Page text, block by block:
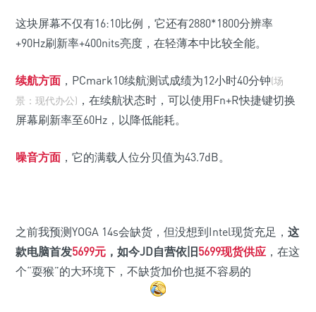
这块屏幕不仅有16:10比例，它还有2880*1800分辨率
+90Hz刷新率+400nits亮度，在轻薄本中比较全能。
续航方面 ，PCmark10续航测试成绩为12小时40分钟(场
景：现代办公) ，在续航状态时，可以使用Fn+R快捷键切换
屏幕刷新率至60Hz，以降低能耗。
噪音方面 ，它的满载人位分贝值为43.7dB。
之前我预测YOGA 14s会缺货，但没想到Intel现货充足， 这
款电脑首发5699元 ，如今JD自营依旧5699现货供应 ，在这
个“耍猴”的大环境下，不缺货加价也挺不容易的